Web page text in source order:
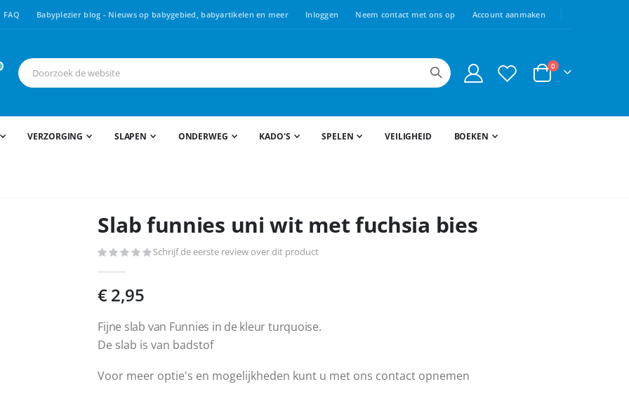
FAQ Babyplezier blog - Nieuws op babygebied, babyartikelen en meer Inloggen Neem contact met ons op Account aanmaken
Cart
0
VERZORGING SLAPEN ONDERWEG KADO'S SPELEN VEILIGHEID BOEKEN
Slab funnies uni wit met fuchsia bies
Schrijf de eerste review over dit product
€ 2,95
Fijne slab van Funnies in de kleur turquoise.
De slab is van badstof
Voor meer optie's en mogelijkheden kunt u met ons contact opnemen